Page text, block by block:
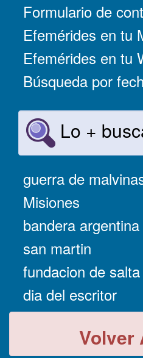
Formulario de
Efemérides en tu
Efemérides en tu
Búsqueda por
Lo +
guerra de
Misiones
bandera argentina
san martin
fundacion de salta
dia del escritor
Volver